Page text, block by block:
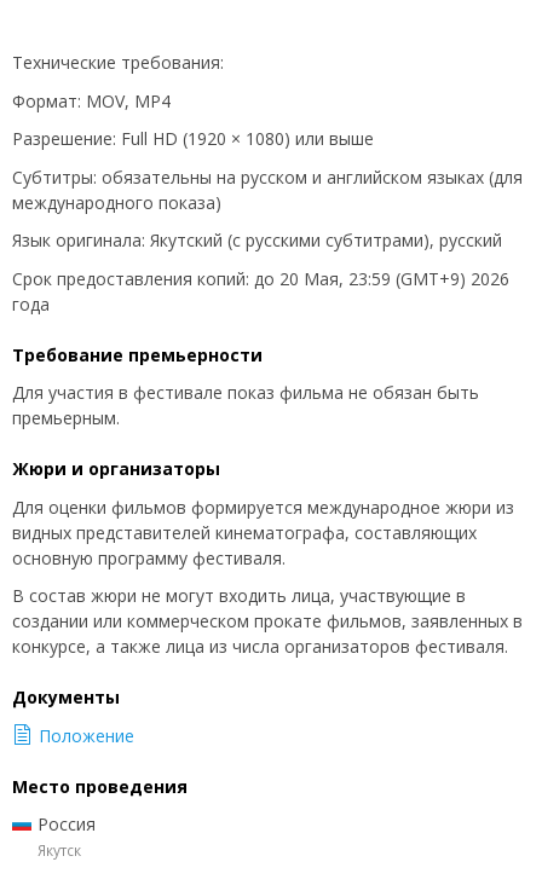
Технические требования:
Формат: MOV, MP4
Разрешение: Full HD (1920 × 1080) или выше
Субтитры: обязательны на русском и английском языках (для
международного показа)
Язык оригинала: Якутский (с русскими субтитрами), русский
Срок предоставления копий: до 20 Мая, 23:59 (GMT+9) 2026
года
Требование премьерности
Для участия в фестивале показ фильма не обязан быть
премьерным.
Жюри и организаторы
Для оценки фильмов формируется международное жюри из
видных представителей кинематографа, составляющих
основную программу фестиваля.
В состав жюри не могут входить лица, участвующие в
создании или коммерческом прокате фильмов, заявленных в
конкурсе, а также лица из числа организаторов фестиваля.
Документы
Положение
Место проведения
Россия
Якутск